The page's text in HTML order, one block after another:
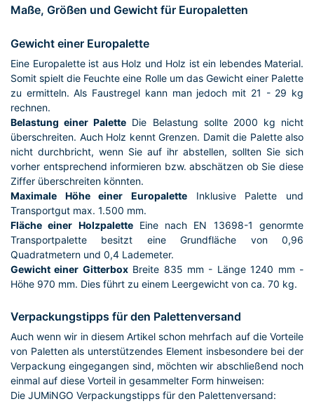
Maße, Größen und Gewicht für Europaletten
Gewicht einer Europalette
Eine Europalette ist aus Holz und Holz ist ein lebendes Material.
Somit spielt die Feuchte eine Rolle um das Gewicht einer Palette
zu ermitteln. Als Faustregel kann man jedoch mit 21 - 29 kg
rechnen.
Belastung einer Palette Die Belastung sollte 2000 kg nicht
überschreiten. Auch Holz kennt Grenzen. Damit die Palette also
nicht durchbricht, wenn Sie auf ihr abstellen, sollten Sie sich
vorher entsprechend informieren bzw. abschätzen ob Sie diese
Ziffer überschreiten könnten.
Maximale Höhe einer Europalette Inklusive Palette und
Transportgut max. 1.500 mm.
Fläche einer HolzpaletteEine nach EN 13698-1 genormte
Transportpalette besitzt eine Grundfläche von 0,96
Quadratmetern und 0,4 Lademeter.
Gewicht einer GitterboxBreite 835 mm - Länge 1240 mm -
Höhe 970 mm. Dies führt zu einem Leergewicht von ca. 70 kg.
Verpackungstipps für den Palettenversand
Auch wenn wir in diesem Artikel schon mehrfach auf die Vorteile
von Paletten als unterstützendes Element insbesondere bei der
Verpackung eingegangen sind, möchten wir abschließend noch
einmal auf diese Vorteil in gesammelter Form hinweisen:
Die JUMiNGO Verpackungstipps für den Palettenversand: